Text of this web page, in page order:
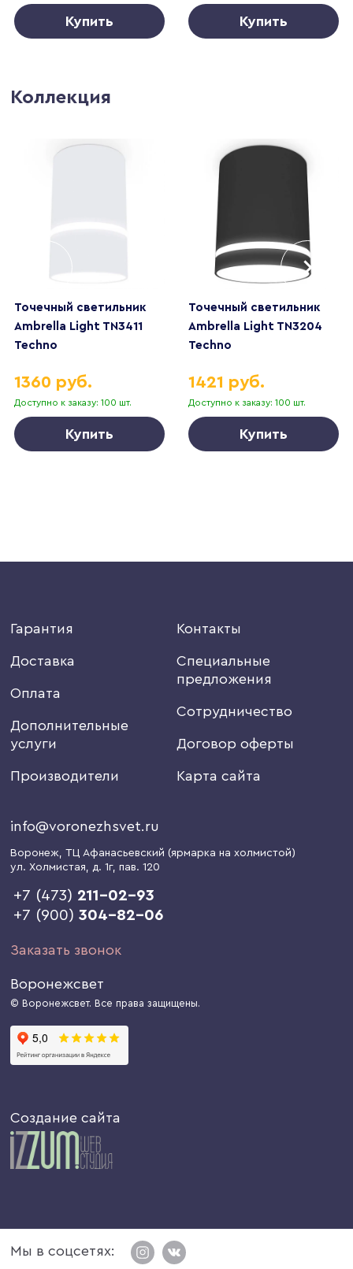
Купить Купить
Коллекция
Точечный светильник
Ambrella Light TN3411
Techno
Доступно к заказу: 100 шт.
1360 руб.
Купить
Точечный светильник
Ambrella Light TN3204
Techno
Доступно к заказу: 100 шт.
1421 руб.
Купить
Гарантия
Доставка
Оплата
Дополнительные
услуги
Производители
Контакты
Специальные
предложения
Сотрудничество
Договор оферты
Карта сайта
info@voronezhsvet.ru
Воронеж, ТЦ Афанасьевский (ярмарка на холмистой)
ул. Холмистая, д. 1г, пав. 120
+7 (473) 211-02-93
+7 (900)304-82-06
Заказать звонок
Воронежсвет
© Воронежсвет. Все права защищены.
Создание сайта
Мы в соцсетях: